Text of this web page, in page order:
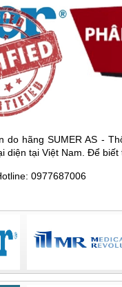
hãng SUMER AS -
diện tại Việt Nam. Để biết
0977687006